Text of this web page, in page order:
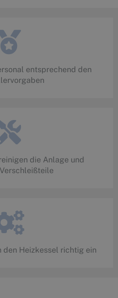
entsprechend den
die Anlage und
Heizkessel richtig ein